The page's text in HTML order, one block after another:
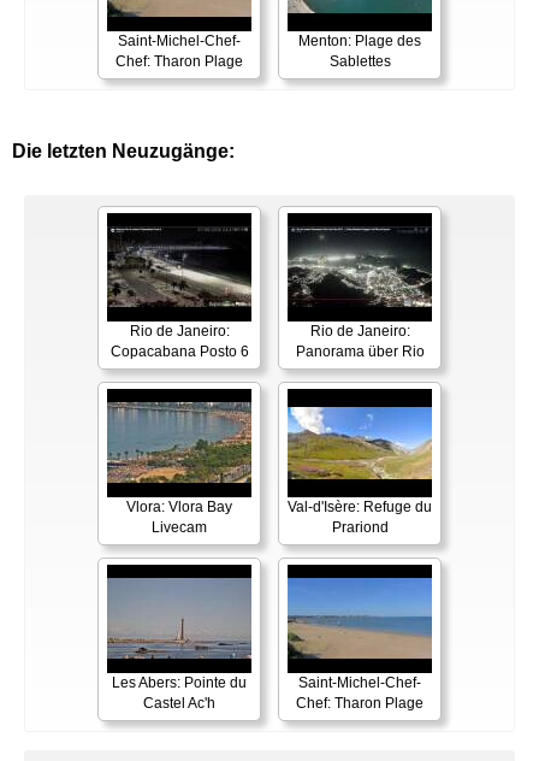
Saint-Michel-Chef-
Chef: Tharon Plage
Menton: Plage des
Sablettes
Die letzten Neuzugänge:
Rio de Janeiro:
Copacabana Posto 6
Rio de Janeiro:
Panorama über Rio
Vlora: Vlora Bay
Livecam
Val-d'Isère: Refuge du
Prariond
Les Abers: Pointe du
Castel Ac'h
Saint-Michel-Chef-
Chef: Tharon Plage